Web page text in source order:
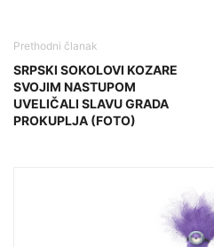
Prethodni članak
SRPSKI SOKOLOVI KOZARE
SVOJIM NASTUPOM
UVELIČALI SLAVU GRADA
PROKUPLJA (FOTO)